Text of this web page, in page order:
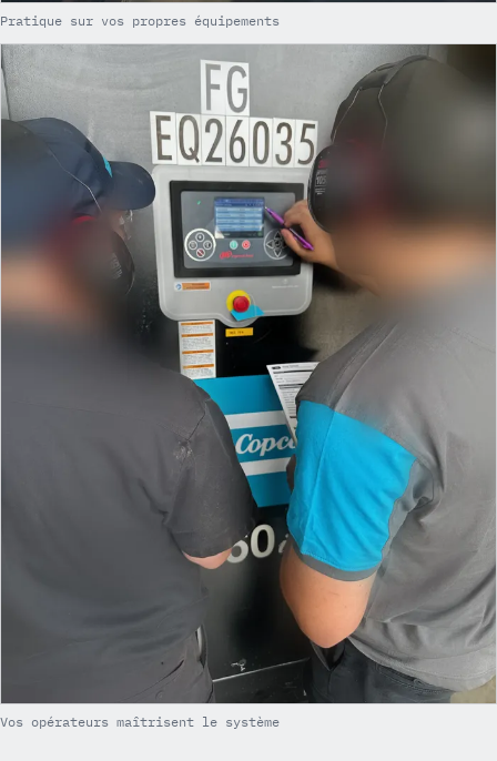
Pratique sur vos propres équipements
Vos opérateurs maîtrisent le système